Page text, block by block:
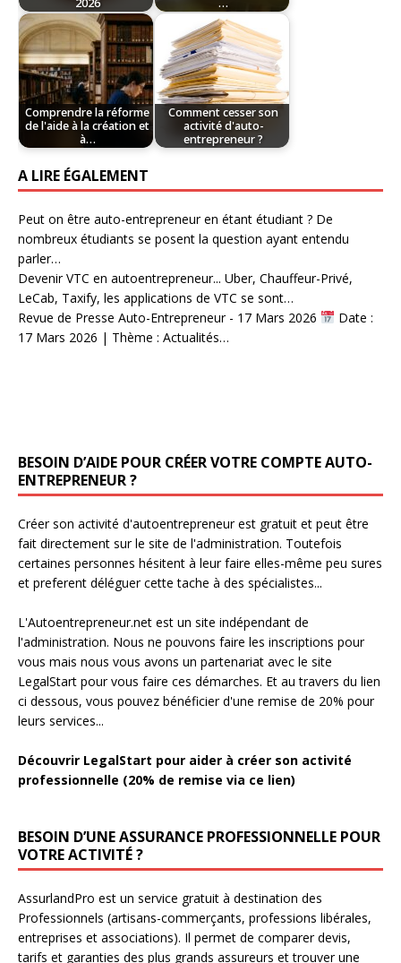
2026
…
Comprendre la réforme
de l'aide à la création et
à…
Comment cesser son
activité d'auto-
entrepreneur ?
A LIRE ÉGALEMENT
Peut on être auto-entrepreneur en étant étudiant ? De
nombreux étudiants se posent la question ayant entendu
parler…
Devenir VTC en autoentrepreneur... Uber, Chauffeur-Privé,
LeCab, Taxify, les applications de VTC se sont…
Revue de Presse Auto-Entrepreneur - 17 Mars 2026
Date :
17 Mars 2026 | Thème : Actualités…
BESOIN D’AIDE POUR CRÉER VOTRE COMPTE AUTO-
ENTREPRENEUR ?
Créer son activité d'autoentrepreneur est gratuit et peut être
fait directement sur le site de l'administration. Toutefois
certaines personnes hésitent à leur faire elles-même peu sures
et preferent déléguer cette tache à des spécialistes...
L'Autoentrepreneur.net est un site indépendant de
l'administration. Nous ne pouvons faire les inscriptions pour
vous mais nous vous avons un partenariat avec le site
LegalStart pour vous faire ces démarches. Et au travers du lien
ci dessous, vous pouvez bénéficier d'une remise de 20% pour
leurs services...
Découvrir LegalStart pour aider à créer son activité
professionnelle (20% de remise via ce lien)
BESOIN D’UNE ASSURANCE PROFESSIONNELLE POUR
VOTRE ACTIVITÉ ?
AssurlandPro est un service gratuit à destination des
Professionnels (artisans-commerçants, professions libérales,
entreprises et associations). Il permet de comparer devis,
tarifs et garanties des plus grands assureurs et trouver une